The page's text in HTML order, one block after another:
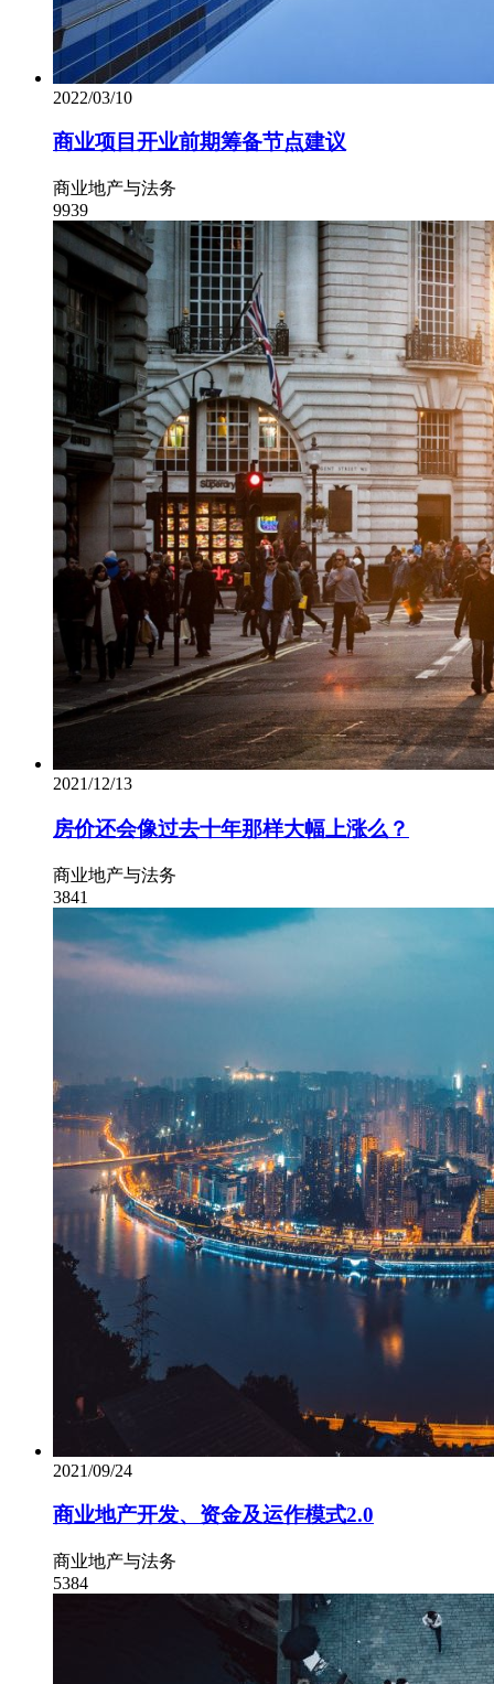
2022/03/10
商业项目开业前期筹备节点建议
商业地产与法务
9939
2021/12/13
房价还会像过去十年那样大幅上涨么？
商业地产与法务
3841
2021/09/24
商业地产开发、资金及运作模式2.0
商业地产与法务
5384